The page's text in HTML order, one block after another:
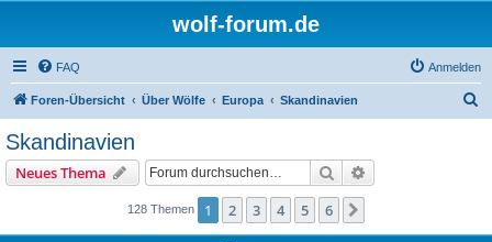
wolf-forum.de
FAQ Anmelden
Foren-Übersicht Über Wölfe Europa Skandinavien
Skandinavien
Neues Thema Suche
128 Themen 1 2 3 4 5 6